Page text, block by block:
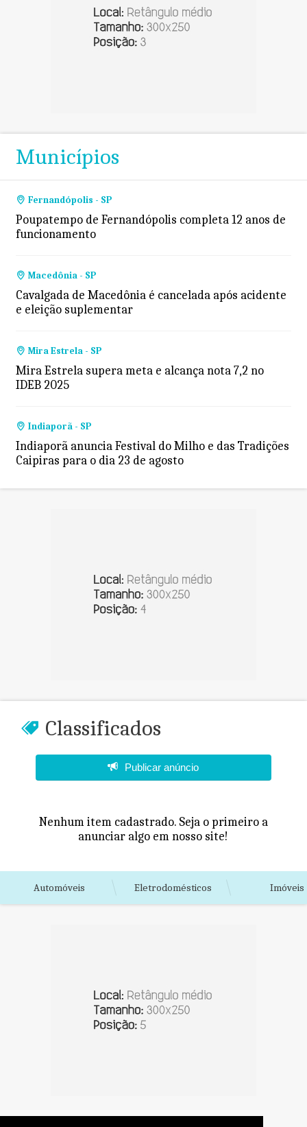
Municípios
Fernandópolis - SP
Poupatempo de Fernandópolis completa 12 anos de
funcionamento
Macedônia - SP
Cavalgada de Macedônia é cancelada após acidente
e eleição suplementar
Mira Estrela - SP
Mira Estrela supera meta e alcança nota 7,2 no
IDEB 2025
Indiaporã - SP
Indiaporã anuncia Festival do Milho e das Tradições
Caipiras para o dia 23 de agosto
Classificados
Publicar anúncio
Nenhum item cadastrado. Seja o primeiro a
anunciar algo em nosso site!
Automóveis Eletrodomésticos Imóveis